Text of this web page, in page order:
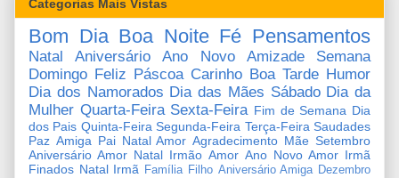
Categorias Mais Vistas
Bom Dia Boa Noite Fé Pensamentos
Natal Aniversário Ano Novo Amizade
Semana
Domingo Feliz Páscoa Carinho Boa Tarde Humor
Dia dos Namorados Dia das Mães Sábado Dia da
Mulher Quarta-Feira Sexta-Feira Fim de Semana Dia
dos Pais Quinta-Feira Segunda-Feira Terça-Feira Saudades
Paz Amiga Pai Natal Amor Agradecimento Mãe Setembro
Aniversário Amor Natal Irmão Amor Ano Novo Amor Irmã
Finados Natal Irmã Família Filho Aniversário Amiga Dezembro